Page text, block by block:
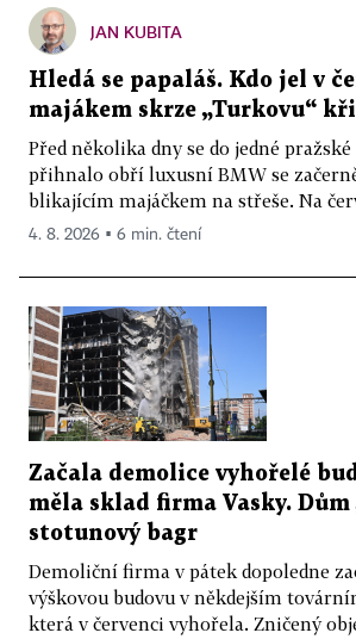
JAN KUBITA
Hledá se papaláš. Kdo jel v
majákem skrze „Turkovu“
Před několika dny se do jedné
přihnalo obří luxusní BMW se
blikajícím majáčkem na střeše. Na
4. 8. 2026 ▪ 6 min. čtení
Začala demolice vyhořelé
měla sklad firma Vasky. Dům
stotunový bagr
Demoliční firma v pátek dopoledne
výškovou budovu v někdejším
která v červenci vyhořela. Zničený